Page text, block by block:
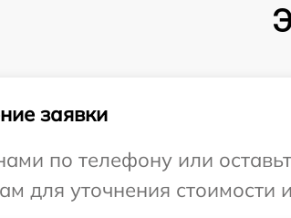
заявки
по телефону или
для уточнения